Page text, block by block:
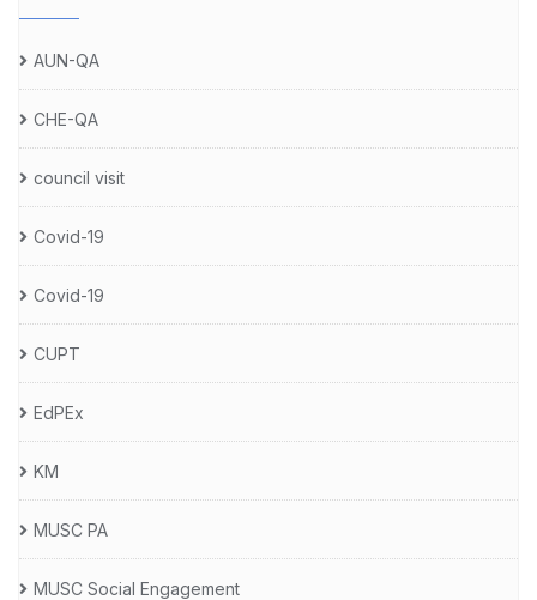
AUN-QA
CHE-QA
council visit
Covid-19
Covid-19
CUPT
EdPEx
KM
MUSC PA
MUSC Social Engagement